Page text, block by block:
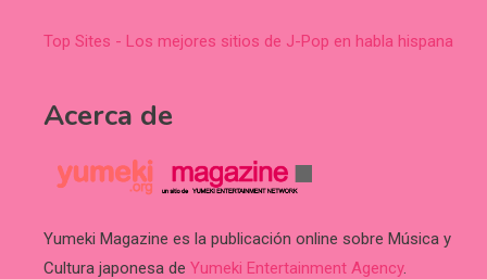
Top Sites - Los mejores sitios de J-Pop en habla hispana
Acerca de
Yumeki Magazine es la publicación online sobre Música y
Cultura japonesa de Yumeki Entertainment Agency.